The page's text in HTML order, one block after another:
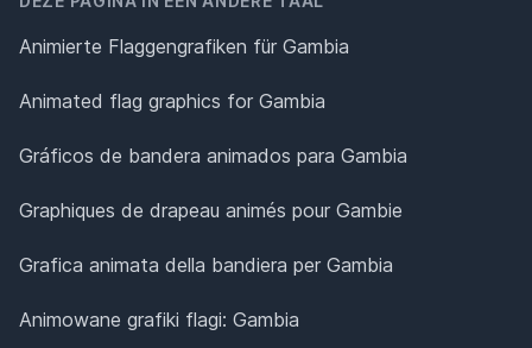
Animierte Flaggengrafiken für Gambia
Animated flag graphics for Gambia
Gráficos de bandera animados para Gambia
Graphiques de drapeau animés pour Gambie
Grafica animata della bandiera per Gambia
Animowane grafiki flagi: Gambia